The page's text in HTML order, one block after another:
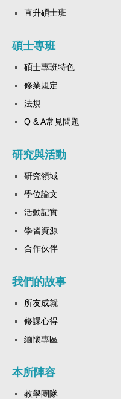
直升碩士班
碩士專班
碩士專班特色
修業規定
法規
Q & A常見問題
研究與活動
研究領域
學位論文
活動記實
學習資源
合作伙伴
我們的故事
所友成就
修課心得
緬懷專區
本所陣容
教學團隊